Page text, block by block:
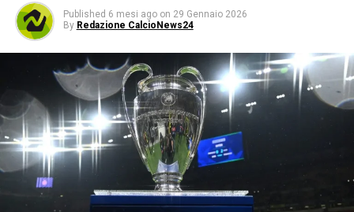
Published 6 mesi ago on 29 Gennaio 2026
By Redazione CalcioNews24